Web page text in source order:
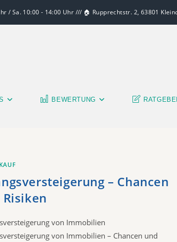
/ Sa. 10:00 - 14:00 Uhr /// 🏠 Rupprechtstr. 2, 63801
BEWERTUNG
– Chancen
von Immobilien
von Immobilien – Chancen und